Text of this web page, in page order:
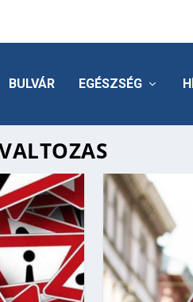
BULVÁR EGÉSZSÉG